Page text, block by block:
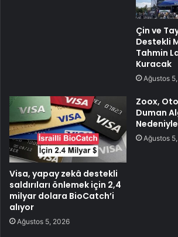
Çin ve
Destekli
Tahmin
Kuracak
Ağustos
Visa, yapay zekâ destekli
saldırıları önlemek için 2,4
milyar dolara BioCatch’i
alıyor
Ağustos 5, 2026
Zoox,
Duman
Ağustos